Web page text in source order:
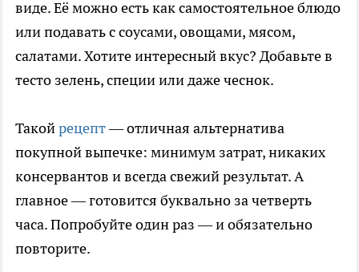
виде. Её можно есть как самостоятельное блюдо
или подавать с соусами, овощами, мясом,
салатами. Хотите интересный вкус? Добавьте в
тесто зелень, специи или даже чеснок.
Такойрецепт— отличная альтернатива
покупной выпечке: минимум затрат, никаких
консервантов и всегда свежий результат. А
главное — готовится буквально за четверть
часа. Попробуйте один раз — и обязательно
повторите.